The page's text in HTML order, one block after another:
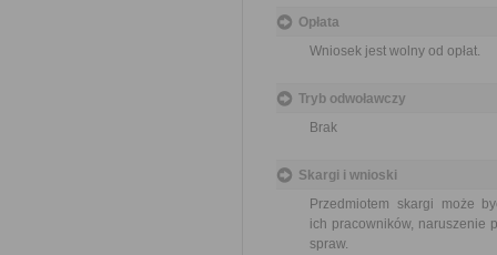
Opłata
Wniosek jest wolny od opłat.
Tryb odwoławczy
Brak
Skargi i wnioski
Przedmiotem skargi może
ich pracowników, naruszenie
spraw.